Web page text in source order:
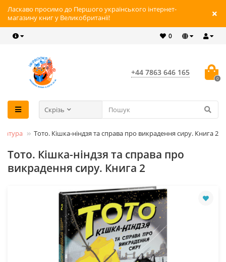
Ласкаво просимо до Першого українського інтернет-
магазину книг у Великобританії!
0
+44 7863 646 165
0
Скрізь
Тото. Кішка-ніндзя та справа про викрадення сиру. Книга 2
Тото. Кішка-ніндзя та справа про
викрадення сиру. Книга 2